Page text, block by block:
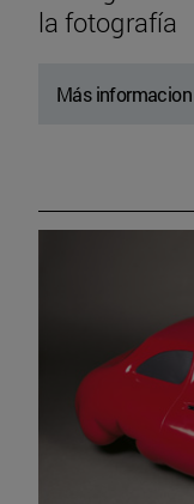
la fotografía
Más informacion